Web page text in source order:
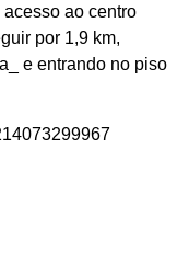
ao centro
por 1,9 km,
e entrando no piso